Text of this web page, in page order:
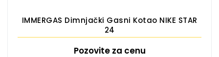
IMMERGAS Dimnjački Gasni Kotao NIKE STAR
24
Pozovite za cenu